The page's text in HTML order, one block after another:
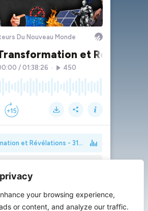
your browsing experience,
or content, and analyze our traffic.